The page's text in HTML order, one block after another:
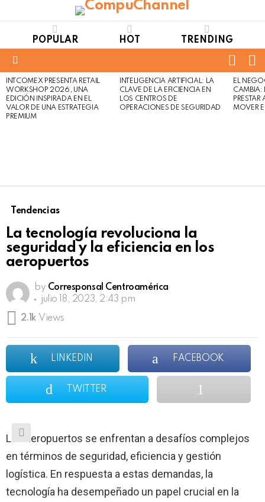
POPULAR HOT TRENDING
LATEST
STORIES
INTCOMEX PRESENTA RETAIL
WORKSHOP 2026, UNA
EDICIÓN INSPIRADA EN EL
VALOR DE UNA ESTRATEGIA
PREMIUM
INTELIGENCIA ARTIFICIAL: LA
CLAVE DE LA EFICIENCIA EN
LOS CENTROS DE
OPERACIONES DE SEGURIDAD
EL
CAMBIA:
MOVER
Tendencias
La tecnología revoluciona la
seguridad y la eficiencia en los
aeropuertos
by Corresponsal Centroamérica
julio 18, 2023, 2:43 pm
2.1k Views
LINKEDIN FACEBOOK
TWITTER
Los aeropuertos se enfrentan a desafíos complejos
en términos de seguridad, eficiencia y gestión
logística. En respuesta a estas demandas, la
tecnología ha desempeñado un papel crucial en la